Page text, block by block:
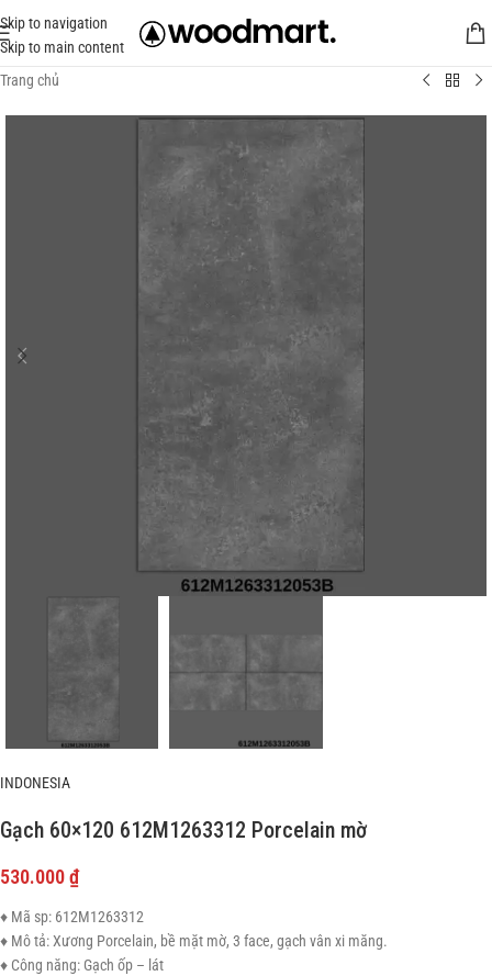
Skip to navigation
Skip to main content
Trang chủ
INDONESIA
Gạch 60×120 612M1263312 Porcelain mờ
530.000₫
♦ Mã sp: 612M1263312
♦ Mô tả: Xương Porcelain, bề mặt mờ, 3 face, gạch vân xi măng.
♦ Công năng: Gạch ốp – lát